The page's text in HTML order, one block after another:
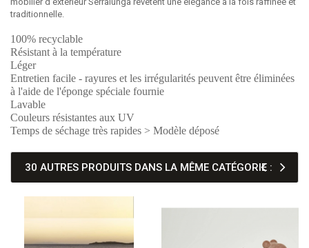
traditionnelle.
100% recyclable
Résistant à la température
Léger
Entretien facile - rayures et les irrégularités peuvent être éliminées
à l'aide de l'éponge spéciale fournie
Lavable
Couleurs résistantes aux UV
Temps de séchage très rapides > Modèle déposé
30 AUTRES PRODUITS DANS LA MÊME CATÉGORIE :